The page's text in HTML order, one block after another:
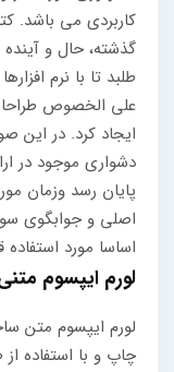
کاربردی می باشد.
گذشته، حال و
طلبد تا با نرم
علی الخصوص
ایجاد کرد. در این
دشواری موجود در
پایان رسد وزمان
اصلی و جوابگوی
اساسا مورد استفاده
لورم ایپسوم
لورم ایپسوم متن
چاپ و با استفاده